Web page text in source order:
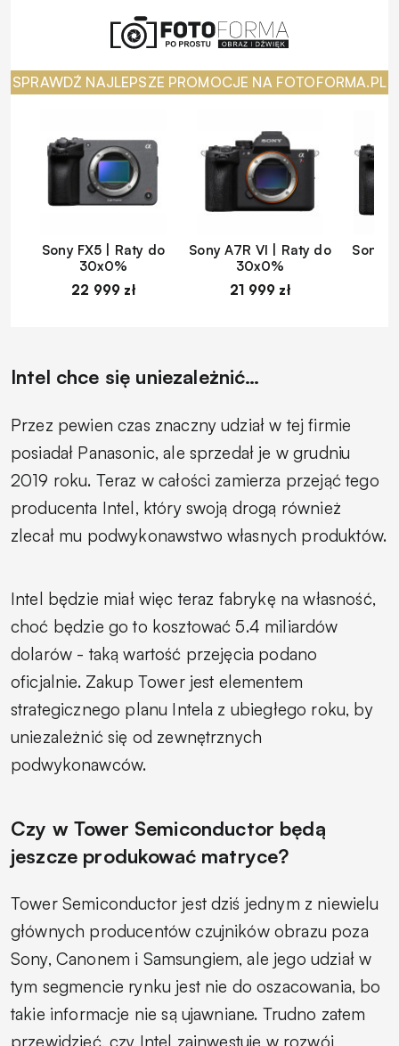
SPRAWDŹ NAJLEPSZE PROMOCJE NA FOTOFORMA.PL
Sony FX5 | Raty do
30x0%
22 999 zł
Sony A7R VI | Raty do
30x0%
21 999 zł
Sony
Intel chce się uniezależnić…
Przez pewien czas znaczny udział w tej firmie
posiadał Panasonic, ale sprzedał je w grudniu
2019 roku. Teraz w całości zamierza przejąć tego
producenta Intel, który swoją drogą również
zlecał mu podwykonawstwo własnych produktów.
Intel będzie miał więc teraz fabrykę na własność,
choć będzie go to kosztować 5.4 miliardów
dolarów - taką wartość przejęcia podano
oficjalnie. Zakup Tower jest elementem
strategicznego planu Intela z ubiegłego roku, by
uniezależnić się od zewnętrznych
podwykonawców.
Czy w Tower Semiconductor będą
jeszcze produkować matryce?
Tower Semiconductor jest dziś jednym z niewielu
głównych producentów czujników obrazu poza
Sony, Canonem i Samsungiem, ale jego udział w
tym segmencie rynku jest nie do oszacowania, bo
takie informacje nie są ujawniane. Trudno zatem